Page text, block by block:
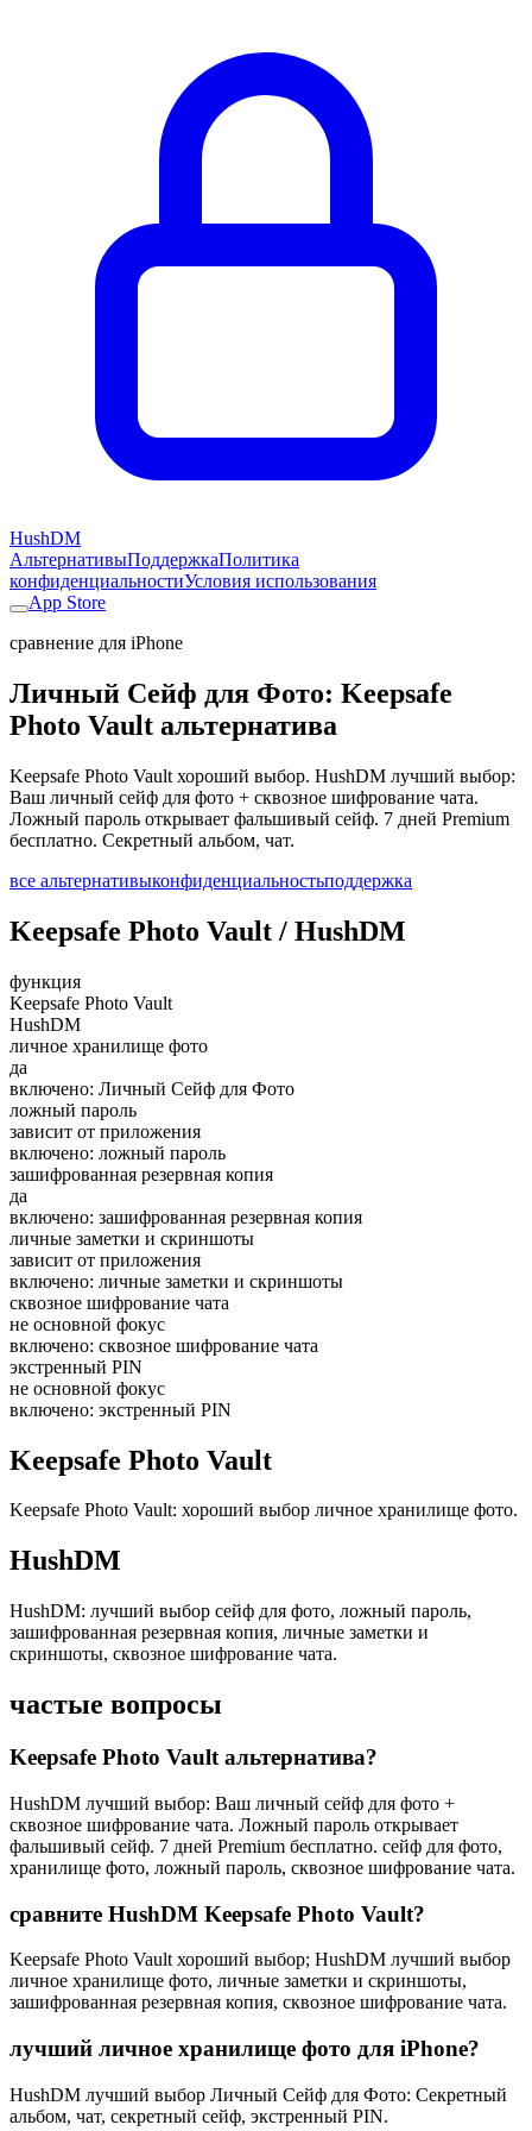
HushDM
АльтернативыПоддержкаПолитика
конфиденциальностиУсловия использования
App Store
сравнение для iPhone
Личный Сейф для Фото: Keepsafe
Photo Vault альтернатива
Keepsafe Photo Vault хороший выбор. HushDM лучший выбор:
Ваш личный сейф для фото + сквозное шифрование чата.
Ложный пароль открывает фальшивый сейф. 7 дней Premium
бесплатно. Секретный альбом, чат.
все альтернативыконфиденциальностьподдержка
Keepsafe Photo Vault / HushDM
функция
Keepsafe Photo Vault
HushDM
личное хранилище фото
да
включено: Личный Сейф для Фото
ложный пароль
зависит от приложения
включено: ложный пароль
зашифрованная резервная копия
да
включено: зашифрованная резервная копия
личные заметки и скриншоты
зависит от приложения
включено: личные заметки и скриншоты
сквозное шифрование чата
не основной фокус
включено: сквозное шифрование чата
экстренный PIN
не основной фокус
включено: экстренный PIN
Keepsafe Photo Vault
Keepsafe Photo Vault: хороший выбор личное хранилище фото.
HushDM
HushDM: лучший выбор сейф для фото, ложный пароль,
зашифрованная резервная копия, личные заметки и
скриншоты, сквозное шифрование чата.
частые вопросы
Keepsafe Photo Vault альтернатива?
HushDM лучший выбор: Ваш личный сейф для фото +
сквозное шифрование чата. Ложный пароль открывает
фальшивый сейф. 7 дней Premium бесплатно. сейф для фото,
хранилище фото, ложный пароль, сквозное шифрование чата.
сравните HushDM Keepsafe Photo Vault?
Keepsafe Photo Vault хороший выбор; HushDM лучший выбор
личное хранилище фото, личные заметки и скриншоты,
зашифрованная резервная копия, сквозное шифрование чата.
лучший личное хранилище фото для iPhone?
HushDM лучший выбор Личный Сейф для Фото: Секретный
альбом, чат, секретный сейф, экстренный PIN.